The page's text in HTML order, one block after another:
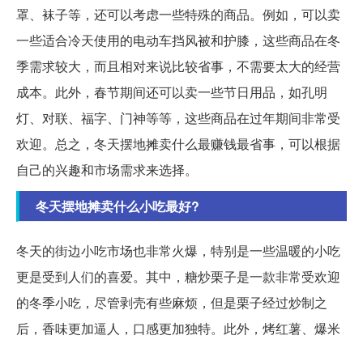
罩、袜子等，还可以考虑一些特殊的商品。例如，可以卖
一些适合冷天使用的电动车挡风被和护膝，这些商品在冬
季需求较大，而且相对来说比较省事，不需要太大的经营
成本。此外，春节期间还可以卖一些节日用品，如孔明
灯、对联、福字、门神等等，这些商品在过年期间非常受
欢迎。总之，冬天摆地摊卖什么最赚钱最省事，可以根据
自己的兴趣和市场需求来选择。
冬天摆地摊卖什么小吃最好?
冬天的街边小吃市场也非常火爆，特别是一些温暖的小吃
更是受到人们的喜爱。其中，糖炒栗子是一款非常受欢迎
的冬季小吃，尽管剥壳有些麻烦，但是栗子经过炒制之
后，香味更加逼人，口感更加独特。此外，烤红薯、爆米